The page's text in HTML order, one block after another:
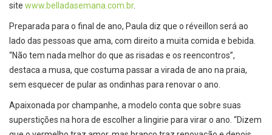
site www.belladasemana.com.br.
Preparada para o final de ano, Paula diz que o réveillon será ao
lado das pessoas que ama, com direito a muita comida e bebida.
“Não tem nada melhor do que as risadas e os reencontros”,
destaca a musa, que costuma passar a virada de ano na praia,
sem esquecer de pular as ondinhas para renovar o ano.
Apaixonada por champanhe, a modelo conta que sobre suas
superstições na hora de escolher a lingirie para virar o ano. “Dizem